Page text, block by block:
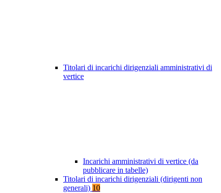
Titolari di incarichi dirigenziali amministrativi di
vertice
Incarichi amministrativi di vertice (da
pubblicare in tabelle)
Titolari di incarichi dirigenziali (dirigenti non
generali) 10